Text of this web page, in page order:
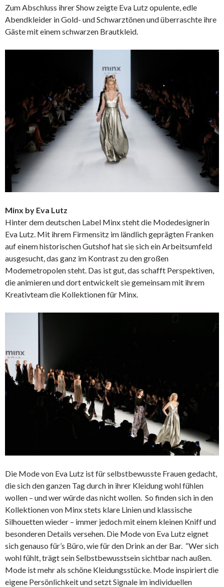
Zum Abschluss ihrer Show zeigte Eva Lutz opulente, edle
Abendkleider in Gold- und Schwarztönen und überraschte ihre
Gäste mit einem schwarzen Brautkleid.
Minx by Eva Lutz
Hinter dem deutschen Label Minx steht die Modedesignerin
Eva Lutz. Mit ihrem Firmensitz im ländlich geprägten Franken
auf einem historischen Gutshof hat sie sich ein Arbeitsumfeld
ausgesucht, das ganz im Kontrast zu den großen
Modemetropolen steht. Das ist gut, das schafft Perspektiven,
die animieren und dort entwickelt sie gemeinsam mit ihrem
Kreativteam die Kollektionen für Minx.
Die Mode von Eva Lutz ist für selbstbewusste Frauen gedacht,
die sich den ganzen Tag durch in ihrer Kleidung wohl fühlen
wollen – und wer würde das nicht wollen. So finden sich in den
Kollektionen von Minx stets klare Linien und klassische
Silhouetten wieder – immer jedoch mit einem kleinen Kniff und
besonderen Details versehen. Die Mode von Eva Lutz eignet
sich genauso für’s Büro, wie für den Drink an der Bar. “Wer sich
wohl fühlt, trägt sein Selbstbewusstsein sichtbar nach außen.
Mode ist mehr als schöne Kleidungsstücke. Mode inspiriert die
eigene Persönlichkeit und setzt Signale im individuellen